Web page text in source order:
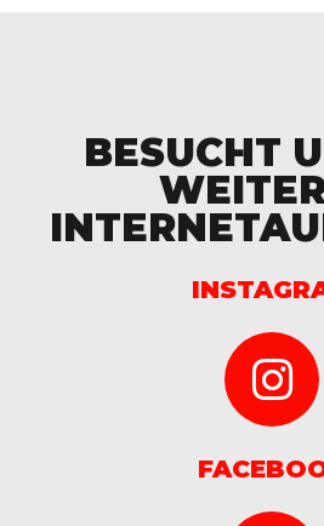
BESUCHT